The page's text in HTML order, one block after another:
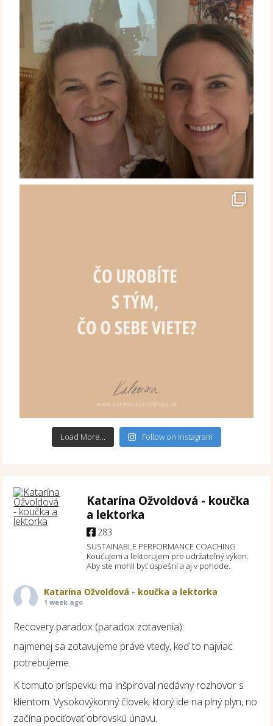
Load More... Follow on Instagram
Katarína Ožvoldová - koučka
a lektorka
283
SUSTAINABLE PERFORMANCE COACHING
Koučujem a lektorujem pre udržateľný výkon.
Aby ste mohli byť úspešní a aj v pohode.
Katarína Ožvoldová - koučka a lektorka
1 week ago
Recovery paradox (paradox zotavenia):
najmenej sa zotavujeme práve vtedy, keď to najviac
potrebujeme.
K tomuto príspevku ma inšpiroval nedávny rozhovor s
klientom. Vysokovýkonný človek, ktorý ide na plný plyn, no
začína pociťovať obrovskú únavu.